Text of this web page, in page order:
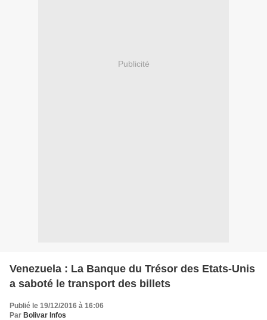
Publicité
Venezuela : La Banque du Trésor des Etats-Unis
a saboté le transport des billets
Publié le 19/12/2016 à 16:06
Par Bolivar Infos